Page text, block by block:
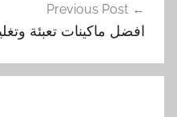
المقالات
Previous Post
افضل ماكينات تعبئة